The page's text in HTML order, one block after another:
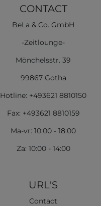
CONTACT
BeLa & Co. GmbH
-Zeitlounge-
Mönchelsstr. 39
99867 Gotha
Hotline: +493621 8810150
Fax: +493621 8810159
Ma-vr: 10:00 - 18:00
Za: 10:00 - 14:00
URL'S
Contact